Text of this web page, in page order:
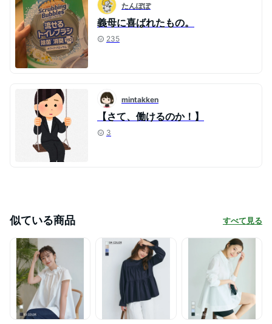
たんぽぽ
義母に喜ばれたもの。
235
mintakken
【さて、働けるのか！】
3
似ている商品 すべて見る